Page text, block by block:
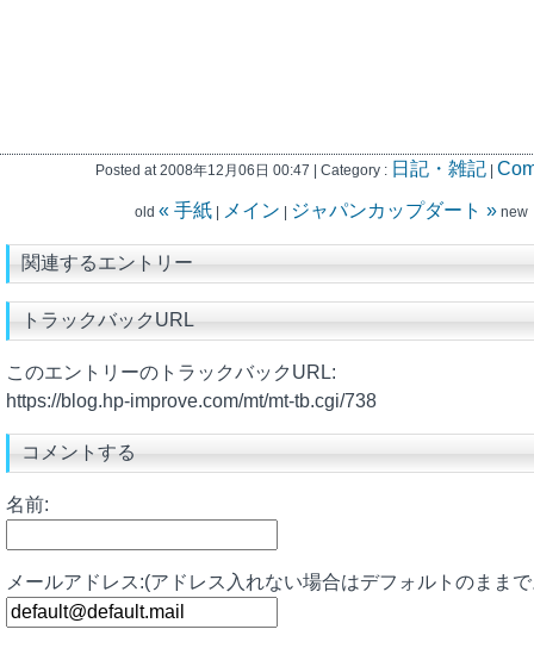
Posted at 2008年12月06日 00:47 | Category : 日記・雑記
old « 手紙| メイン ジャパンカップダート »new
関連するエントリー
トラックバックURL
このエントリーのトラックバックURL:
https://blog.hp-improve.com/mt/mt-tb.cgi/738
コメントする
名前:
メールアドレス:(アドレス入れない場合はデフォルトのまま